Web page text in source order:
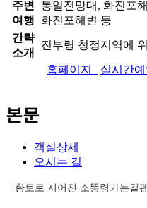
주변
여행
통일전망대, 화진포
화진포해변 등
간략
소개
진부령 청정지역에
홈페이지 실시간
본문
객실상세
오시는 길
황토로 지어진 소똥령가는길